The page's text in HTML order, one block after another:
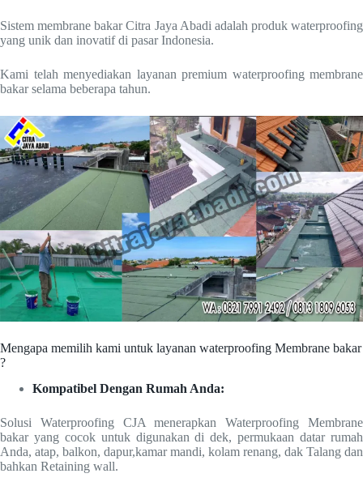
Sistem membrane bakar Citra Jaya Abadi adalah produk waterproofing
yang unik dan inovatif di pasar Indonesia.
Kami telah menyediakan layanan premium waterproofing membrane
bakar selama beberapa tahun.
Mengapa memilih kami untuk layanan waterproofing Membrane bakar
?
Kompatibel Dengan Rumah Anda:
Solusi Waterproofing CJA menerapkan Waterproofing Membrane
bakar yang cocok untuk digunakan di dek, permukaan datar rumah
Anda, atap, balkon, dapur,kamar mandi, kolam renang, dak Talang dan
bahkan Retaining wall.